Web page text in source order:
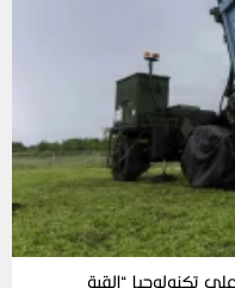
تكنولوجيا “القبة